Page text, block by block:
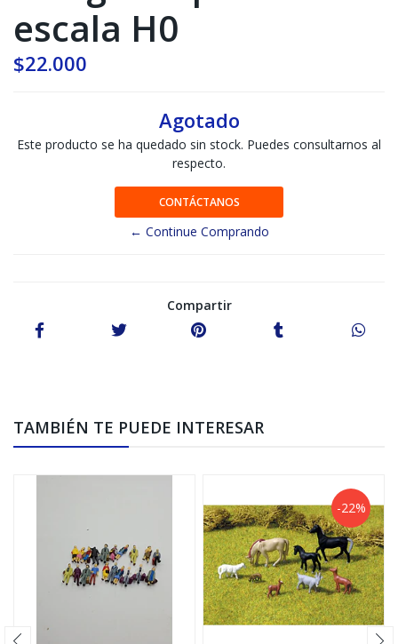
escala H0
$22.000
Agotado
Este producto se ha quedado sin stock. Puedes consultarnos al
respecto.
CONTÁCTANOS
← Continue Comprando
Compartir
TAMBIÉN TE PUEDE INTERESAR
-22%